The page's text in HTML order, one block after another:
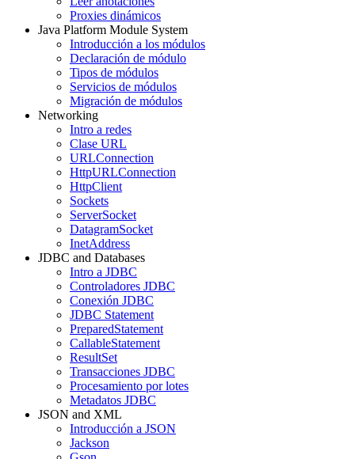
Proxies dinámicos
Java Platform Module System
Introducción a los módulos
Declaración de módulo
Tipos de módulos
Servicios de módulos
Migración de módulos
Networking
Intro a redes
Clase URL
URLConnection
HttpURLConnection
HttpClient
Sockets
ServerSocket
DatagramSocket
InetAddress
JDBC and Databases
Intro a JDBC
Controladores JDBC
Conexión JDBC
JDBC Statement
PreparedStatement
CallableStatement
ResultSet
Transacciones JDBC
Procesamiento por lotes
Metadatos JDBC
JSON and XML
Introducción a JSON
Jackson